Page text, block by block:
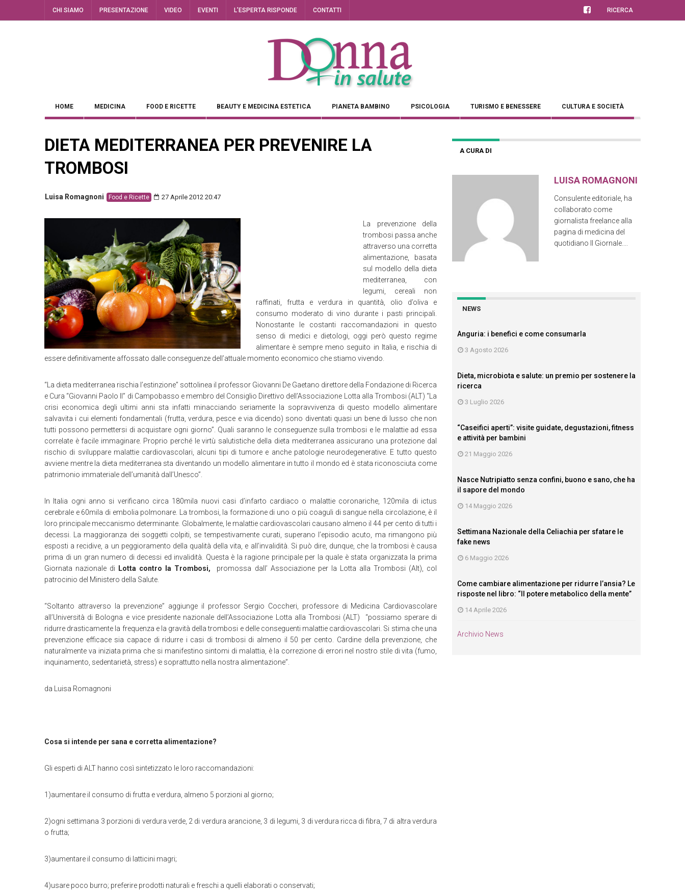
CHI SIAMO PRESENTAZIONE VIDEO EVENTI L’ESPERTA RISPONDE CONTATTI RICERCA
HOME MEDICINA FOOD E RICETTE BEAUTY E MEDICINA ESTETICA PIANETA BAMBINO PSICOLOGIA TURISMO E BENESSERE CULTURA E SOCIETÀ
DIETA MEDITERRANEA PER PREVENIRE LA
TROMBOSI
Luisa Romagnoni Food e Ricette 27 Aprile 2012 20:47
La prevenzione della
trombosi passa anche
attraverso una corretta
alimentazione, basata
sul modello della dieta
mediterranea, con
legumi, cereali non
raffinati, frutta e verdura in quantità, olio d’oliva e
consumo moderato di vino durante i pasti principali.
Nonostante le costanti raccomandazioni in questo
senso di medici e dietologi, oggi però questo regime
alimentare è sempre meno seguito in Italia, e rischia di
essere definitivamente affossato dalle conseguenze dell’attuale momento economico che stiamo vivendo.
“La dieta mediterranea rischia l’estinzione” sottolinea il professor Giovanni De Gaetano direttore della Fondazione di Ricerca
e Cura “Giovanni Paolo II” di Campobasso e membro del Consiglio Direttivo dell’Associazione Lotta alla Trombosi (ALT) “La
crisi economica degli ultimi anni sta infatti minacciando seriamente la sopravvivenza di questo modello alimentare
salvavita i cui elementi fondamentali (frutta, verdura, pesce e via dicendo) sono diventati quasi un bene di lusso che non
tutti possono permettersi di acquistare ogni giorno”. Quali saranno le conseguenze sulla trombosi e le malattie ad essa
correlate è facile immaginare. Proprio perché le virtù salutistiche della dieta mediterranea assicurano una protezione dal
rischio di sviluppare malattie cardiovascolari, alcuni tipi di tumore e anche patologie neurodegenerative. E tutto questo
avviene mentre la dieta mediterranea sta diventando un modello alimentare in tutto il mondo ed è stata riconosciuta come
patrimonio immateriale dell’umanità dall’Unesco”.
In Italia ogni anno si verificano circa 180mila nuovi casi d’infarto cardiaco o malattie coronariche, 120mila di ictus
cerebrale e 60mila di embolia polmonare. La trombosi, la formazione di uno o più coaguli di sangue nella circolazione, è il
loro principale meccanismo determinante. Globalmente, le malattie cardiovascolari causano almeno il 44 per cento di tutti i
decessi. La maggioranza dei soggetti colpiti, se tempestivamente curati, superano l’episodio acuto, ma rimangono più
esposti a recidive, a un peggioramento della qualità della vita, e all’invalidità. Si può dire, dunque, che la trombosi è causa
prima di un gran numero di decessi ed invalidità. Questa è la ragione principale per la quale è stata organizzata la prima
Giornata nazionale di
Lotta contro la Trombosi,
promossa dall’ Associazione per la Lotta alla Trombosi (Alt), col
patrocinio del Ministero della Salute.
“Soltanto attraverso la prevenzione” aggiunge il professor Sergio Coccheri, professore di Medicina Cardiovascolare
all’Università di Bologna e vice presidente nazionale dell’Associazione Lotta alla Trombosi (ALT) “possiamo sperare di
ridurre drasticamente la frequenza e la gravità della trombosi e delle conseguenti malattie cardiovascolari. Si stima che una
prevenzione efficace sia capace di ridurre i casi di trombosi di almeno il 50 per cento. Cardine della prevenzione, che
naturalmente va iniziata prima che si manifestino sintomi di malattia, è la correzione di errori nel nostro stile di vita (fumo,
inquinamento, sedentarietà, stress) e soprattutto nella nostra alimentazione”.
da Luisa Romagnoni
Cosa si intende per sana e corretta alimentazione?
Gli esperti di ALT hanno così sintetizzato le loro raccomandazioni:
1)aumentare il consumo di frutta e verdura, almeno 5 porzioni al giorno;
2)ogni settimana 3 porzioni di verdura verde, 2 di verdura arancione, 3 di legumi, 3 di verdura ricca di fibra, 7 di altra verdura
o frutta;
3)aumentare il consumo di latticini magri;
4)usare poco burro; preferire prodotti naturali e freschi a quelli elaborati o conservati;
A CURA DI
LUISA ROMAGNONI
Consulente editoriale, ha
collaborato come
giornalista freelance alla
pagina di medicina del
quotidiano Il Giornale....
NEWS
Anguria: i benefici e come consumarla
3 Agosto 2026
Dieta, microbiota e salute: un premio per sostenere la
ricerca
3 Luglio 2026
“Caseifici aperti”: visite guidate, degustazioni, fitness
e attività per bambini
21 Maggio 2026
Nasce Nutripiatto senza confini, buono e sano, che ha
il sapore del mondo
14 Maggio 2026
Settimana Nazionale della Celiachia per sfatare le
fake news
6 Maggio 2026
Come cambiare alimentazione per ridurre l’ansia? Le
risposte nel libro: “Il potere metabolico della mente”
14 Aprile 2026
Archivio News